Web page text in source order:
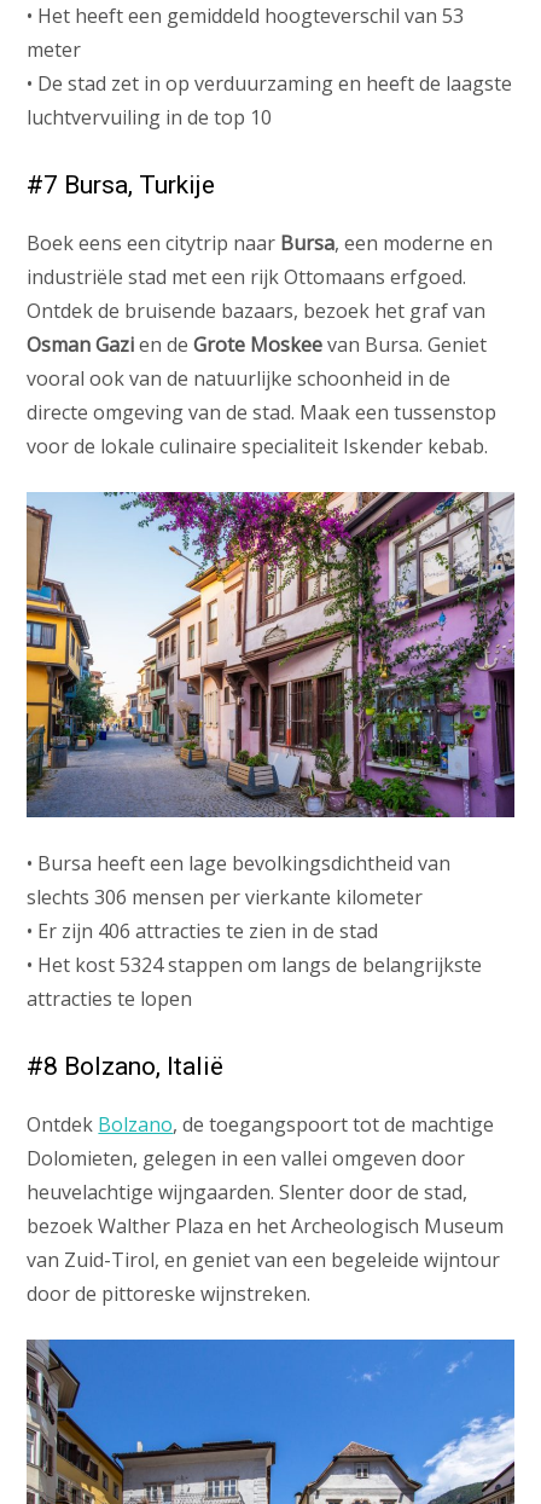
• Het heeft een gemiddeld hoogteverschil van 53
meter
• De stad zet in op verduurzaming en heeft de laagste
luchtvervuiling in de top 10
#7 Bursa, Turkije
Boek eens een citytrip naar Bursa, een moderne en
industriële stad met een rijk Ottomaans erfgoed.
Ontdek de bruisende bazaars, bezoek het graf van
Osman Gazien deGrote Moskeevan Bursa. Geniet
vooral ook van de natuurlijke schoonheid in de
directe omgeving van de stad. Maak een tussenstop
voor de lokale culinaire specialiteit Iskender kebab.
• Bursa heeft een lage bevolkingsdichtheid van
slechts 306 mensen per vierkante kilometer
• Er zijn 406 attracties te zien in de stad
• Het kost 5324 stappen om langs de belangrijkste
attracties te lopen
#8 Bolzano, Italië
Ontdek Bolzano, de toegangspoort tot de machtige
Dolomieten, gelegen in een vallei omgeven door
heuvelachtige wijngaarden. Slenter door de stad,
bezoek Walther Plaza en het Archeologisch Museum
van Zuid-Tirol, en geniet van een begeleide wijntour
door de pittoreske wijnstreken.